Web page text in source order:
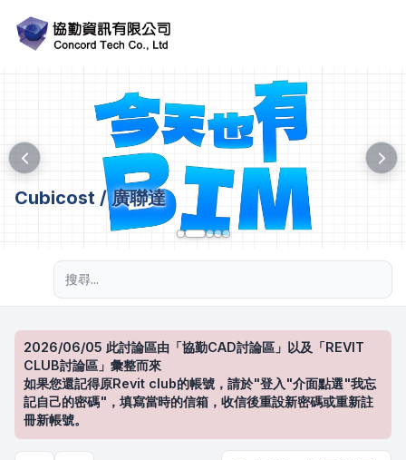
Cubicost / 廣聯達
2026/06/05 此討論區由「協勤CAD討論區」以及「REVIT
CLUB討論區」彙整而來
如果您還記得原Revit club的帳號，請於"登入"介面點選"我忘
記自己的密碼"，填寫當時的信箱，收信後重設新密碼或重新註
冊新帳號。